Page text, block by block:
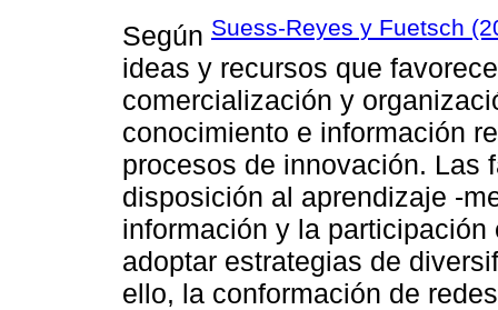
Según Suess-Reyes y Fuetsch
ideas y recursos que
comercialización y
conocimiento e información
procesos de innovación. Las
disposición al aprendizaje -
información y la
adoptar estrategias de
ello, la conformación de